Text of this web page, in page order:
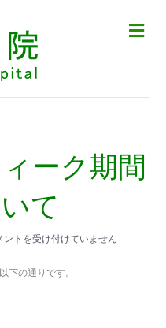
メ
ニ
設
ーク期間
て
ントを受け付けていません
下の通りです。